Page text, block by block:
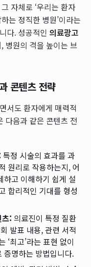
자체로 ‘우리는 환자
는 정직한 병원’이라는
다. 성공적인 의료광고
병원의 격을 높이는 브
콘텐츠 전략
서도 환자에게 매력적
다음과 같은 콘텐츠 전
특정 시술의 효과를 과
원리로 작용하는지, 어
하고 이해하기 쉽게 설
합리적인 기대를 형성
: 의료진이 특정 질환
발표 내용, 관련 서적
‘최고’라는 표현 없이
증명하는 방법입니다.